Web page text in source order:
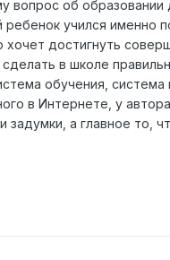
вопрос об образовании
учился именно
достигнуть
в школе
обучения, система
в Интернете, у
а главное то,